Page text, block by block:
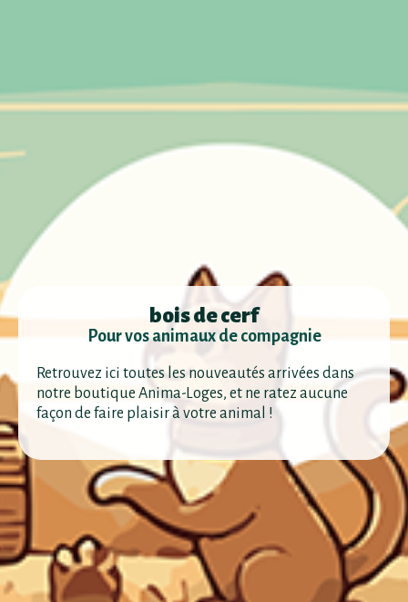
bois de cerf
Pour vos animaux de compagnie
Retrouvez ici toutes les nouveautés arrivées dans
notre boutique Anima-Loges, et ne ratez aucune
façon de faire plaisir à votre animal !